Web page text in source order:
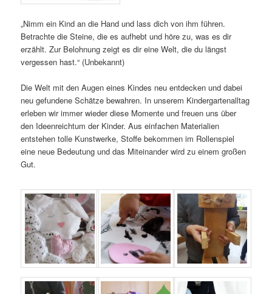
„Nimm ein Kind an die Hand und lass dich von ihm führen.
Betrachte die Steine, die es aufhebt und höre zu, was es dir
erzählt. Zur Belohnung zeigt es dir eine Welt, die du längst
vergessen hast.“ (Unbekannt)
Die Welt mit den Augen eines Kindes neu entdecken und dabei
neu gefundene Schätze bewahren. In unserem Kindergartenalltag
erleben wir immer wieder diese Momente und freuen uns über
den Ideenreichtum der Kinder. Aus einfachen Materialien
entstehen tolle Kunstwerke, Stoffe bekommen im Rollenspiel
eine neue Bedeutung und das Miteinander wird zu einem großen
Gut.